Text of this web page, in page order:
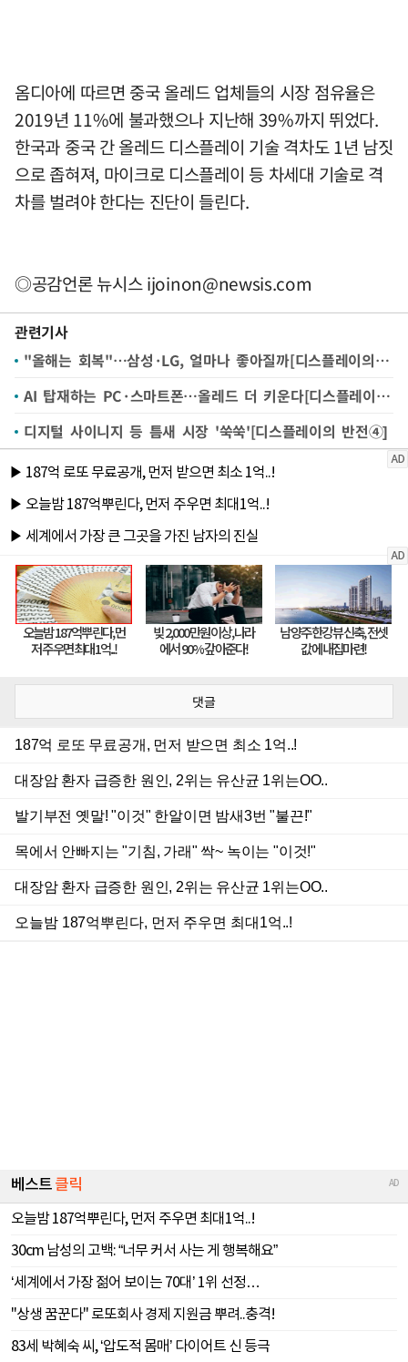
옴디아에 따르면 중국 올레드 업체들의 시장 점유율은
2019년 11%에 불과했으나 지난해 39%까지 뛰었다.
한국과 중국 간 올레드 디스플레이 기술 격차도 1년 남짓
으로 좁혀져, 마이크로 디스플레이 등 차세대 기술로 격
차를 벌려야 한다는 진단이 들린다.
◎공감언론 뉴시스ijoinon@newsis.com
관련기사
"올해는 회복"…삼성·LG, 얼마나 좋아질까[디스플레이의 반전①]
AI 탑재하는 PC·스마트폰…올레드 더 키운다[디스플레이의 반전②]
디지털 사이니지 등 틈새 시장 '쑥쑥'[디스플레이의 반전④]
댓글